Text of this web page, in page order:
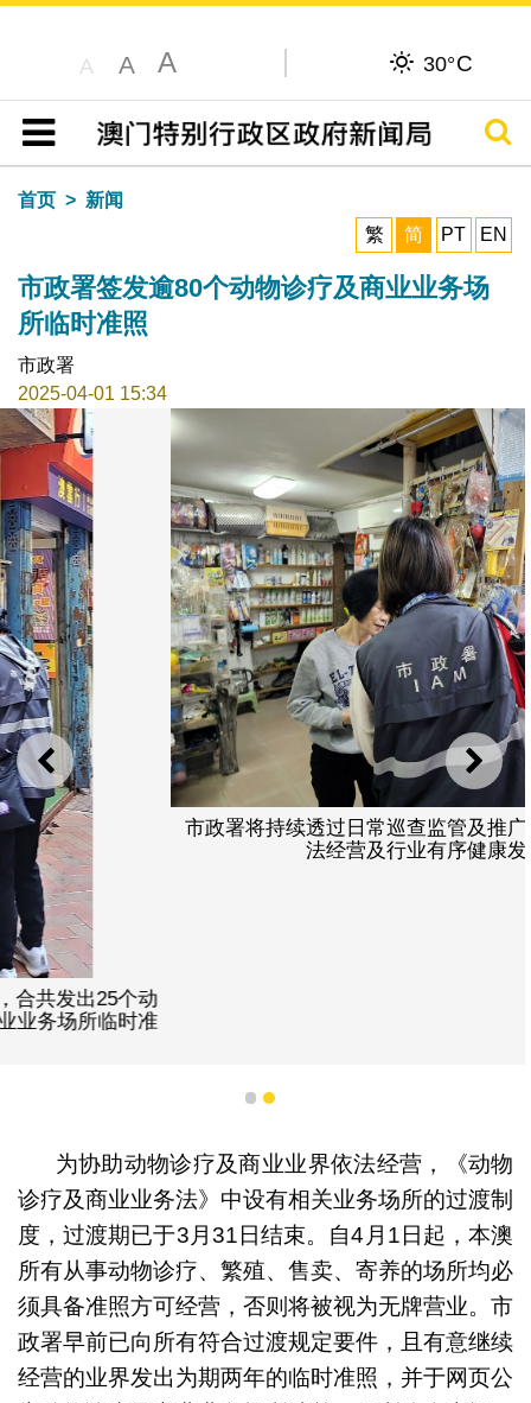
A A A 30°C
目录
搜寻
首页
新闻
繁
简 PT EN
市政署签发逾80个动物诊疗及商业业务场
所临时准照
市政署
2025-04-01 15:34
上一则 下一
市政署将持续透过日常巡查监管及推广宣导，推动业界依
法经营及行业有序健康发展。
1 2
为协助动物诊疗及商业业界依法经营，《动物
诊疗及商业业务法》中设有相关业务场所的过渡制
度，过渡期已于3月31日结束。自4月1日起，本澳
所有从事动物诊疗、繁殖、售卖、寄养的场所均必
须具备准照方可经营，否则将被视为无牌营业。市
政署早前已向所有符合过渡规定要件，且有意继续
经营的业界发出为期两年的临时准照，并于网页公